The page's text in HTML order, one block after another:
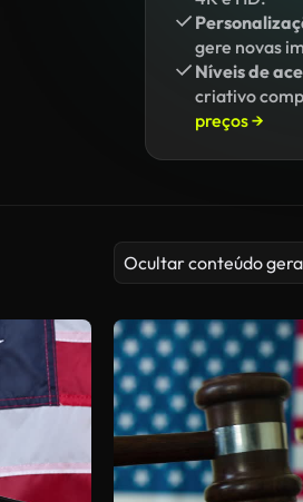
gere novas
Níveis de
criativo
preços →
Ocultar conteúdo